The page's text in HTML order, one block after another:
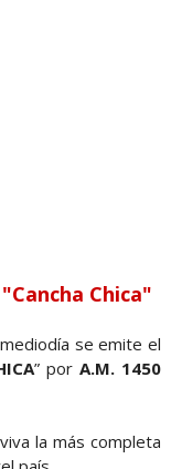
Chica"
se emite el
” por A.M. 1450
la más completa